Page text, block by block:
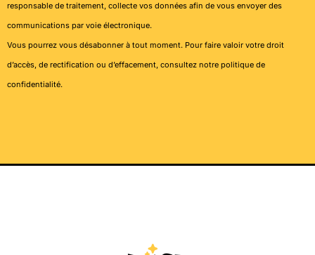
responsable de traitement, collecte vos données afin de vous envoyer des
communications par voie électronique.
Vous pourrez vous désabonner à tout moment. Pour faire valoir votre droit
d’accès, de rectification ou d’effacement, consultez notre politique de
confidentialité.